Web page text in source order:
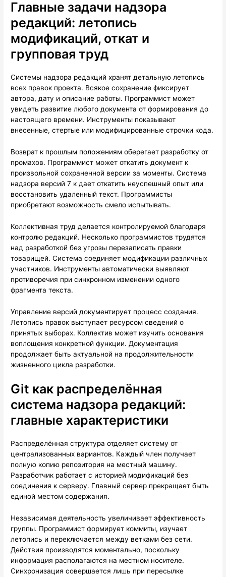
Главные задачи надзора
редакций: летопись
модификаций, откат и
групповая труд
Системы надзора редакций хранят детальную летопись
всех правок проекта. Всякое сохранение фиксирует
автора, дату и описание работы. Программист может
увидеть развитие любого документа от формирования до
настоящего времени. Инструменты показывают
внесенные, стертые или модифицированные строчки кода.
Возврат к прошлым положениям оберегает разработку от
промахов. Программист может откатить документ к
произвольной сохраненной версии за моменты. Система
надзора версий 7 к дает откатить неуспешный опыт или
восстановить удаленный текст. Программисты
приобретают возможность смело испытывать.
Коллективная труд делается контролируемой благодаря
контролю редакций. Несколько программистов трудятся
над разработкой без угрозы перезаписать правки
товарищей. Система соединяет модификации различных
участников. Инструменты автоматически выявляют
противоречия при синхронном изменении одного
фрагмента текста.
Управление версий документирует процесс создания.
Летопись правок выступает ресурсом сведений о
принятых выборах. Коллектив может изучить основания
воплощения конкретной функции. Документация
продолжает быть актуальной на продолжительности
жизненного цикла разработки.
Git как распределённая
система надзора редакций:
главные характеристики
Распределённая структура отделяет систему от
централизованных вариантов. Каждый член получает
полную копию репозитория на местный машину.
Разработчик работает с историей модификаций без
соединения к серверу. Главный сервер прекращает быть
единой местом содержания.
Независимая деятельность увеличивает эффективность
группы. Программист формирует коммиты, изучает
летопись и переключается между ветками без сети.
Действия производятся моментально, поскольку
информация располагаются на местном носителе.
Синхронизация совершается лишь при пересылке